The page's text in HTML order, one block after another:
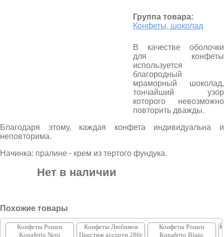
Группа товара:
Конфеты, шоколад
В качестве оболочки
для конфеты
используется
благородный
мраморный шоколад,
тончайший узор
которого невозможно
повторить дважды.
Благодаря этому, каждая конфета индивидуальна и
неповторима.
Начинка: пралине - крем из тертого фундука.
Нет в наличии
Похожие товары
Конфеты Рошен
Konafetto Nero
Конфеты Любимов
Престиж ассорти 286г
Конфеты Рошен
Konafetto Blanc